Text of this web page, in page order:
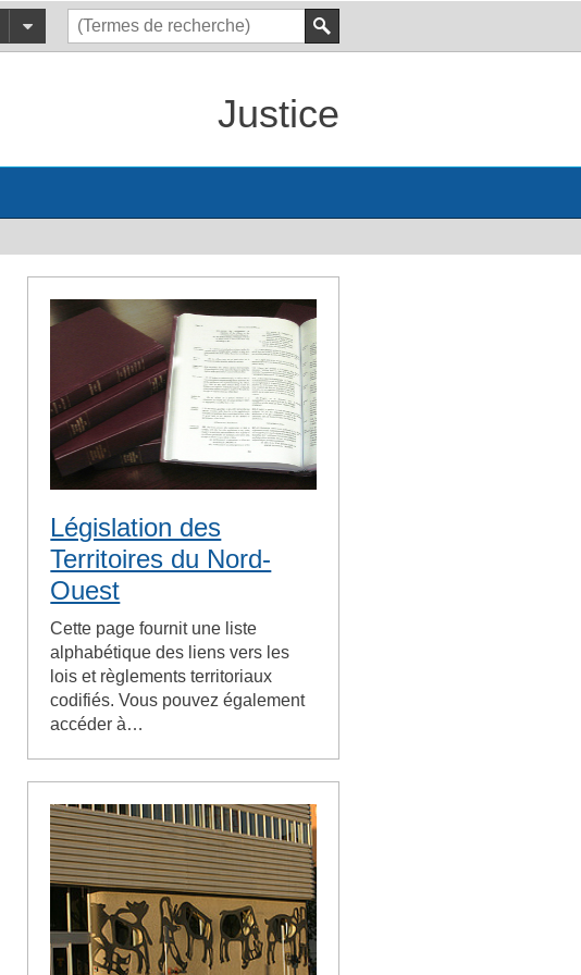
Justice
Législation des
Territoires du Nord-
Ouest
Cette page fournit une liste
alphabétique des liens vers les
lois et règlements territoriaux
codifiés. Vous pouvez également
accéder à…